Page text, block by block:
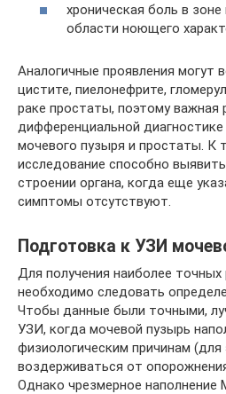
хроническая боль в
области ноющего
Аналогичные проявления могут
цистите, пиелонефрите,
раке простаты, поэтому важная
дифференциальной
мочевого пузыря и простаты. К
исследование способно
строении органа, когда еще
симптомы отсутствуют.
Подготовка к УЗИ
Для получения наиболее точных
необходимо следовать
Чтобы данные были точными,
УЗИ, когда мочевой пузырь
физиологическим причинам
воздерживаться от
Однако чрезмерное